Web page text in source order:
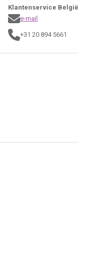
Klantenservice België
e-mail
+31 20 894 5661